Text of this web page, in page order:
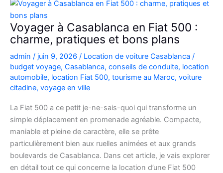
Picanto
à
Casablanca
vos
déplacements
Voyager à Casablanca en Fiat 500 :
charme, pratiques et bons plans
admin / juin 9, 2026 / Location de voiture Casablanca /
budget voyage, Casablanca, conseils de conduite, location
automobile, location Fiat 500, tourisme au Maroc, voiture
citadine, voyage en ville
La Fiat 500 a ce petit je-ne-sais-quoi qui transforme un
simple déplacement en promenade agréable. Compacte,
maniable et pleine de caractère, elle se prête
particulièrement bien aux ruelles animées et aux grands
boulevards de Casablanca. Dans cet article, je vais explorer
en détail tout ce qui concerne la location d’une Fiat 500